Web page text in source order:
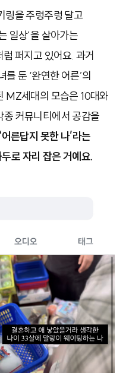
링을 주렁주렁 달고
일상’을 살아가는
럼 퍼지고 있어요. 과거
둔 ‘완연한 어른’의
MZ세대의 모습은 10대와
종 커뮤니티에서 공감을
른답지 못한 나’라는
로 자리 잡은 거예요.